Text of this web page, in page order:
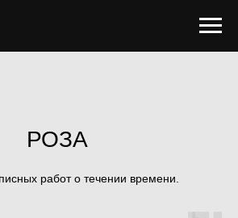
РОЗА
работ о течении времени.